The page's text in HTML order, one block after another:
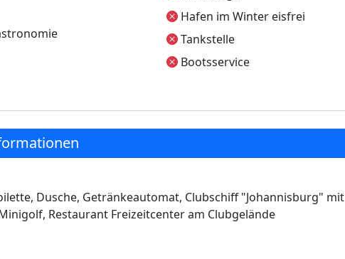
Hafen im Winter eisfrei
Tankstelle
Bootsservice
Dusche, Getränkeautomat, Clubschiff "Johannisburg" mit
Restaurant Freizeitcenter am Clubgelände